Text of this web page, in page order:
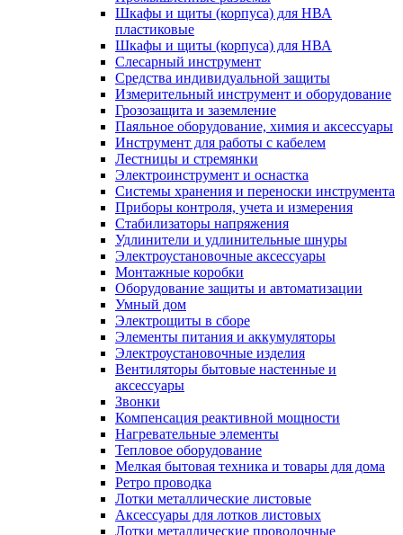
Шкафы и щиты (корпуса) для НВА
пластиковые
Шкафы и щиты (корпуса) для НВА
Слесарный инструмент
Средства индивидуальной защиты
Измерительный инструмент и оборудование
Грозозащита и заземление
Паяльное оборудование, химия и аксессуары
Инструмент для работы с кабелем
Лестницы и стремянки
Электроинструмент и оснастка
Системы хранения и переноски инструмента
Приборы контроля, учета и измерения
Стабилизаторы напряжения
Удлинители и удлинительные шнуры
Электроустановочные аксессуары
Монтажные коробки
Оборудование защиты и автоматизации
Умный дом
Электрощиты в сборе
Элементы питания и аккумуляторы
Электроустановочные изделия
Вентиляторы бытовые настенные и
аксессуары
Звонки
Компенсация реактивной мощности
Нагревательные элементы
Тепловое оборудование
Мелкая бытовая техника и товары для дома
Ретро проводка
Лотки металлические листовые
Аксессуары для лотков листовых
Лотки металлические проволочные